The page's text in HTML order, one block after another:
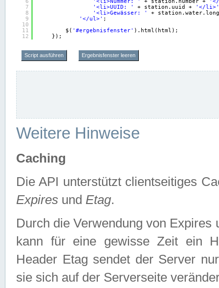
7
8
9
10
11
12
'<li>UUID: '
+ station.uuid +
'</li>'
'<li>Gewässer: '
+
'</ul>' ;
$( '#ergebnisfenster' ).html(html);
});
Script ausführen Ergebnisfenster leeren
Weitere Hinweise
Caching
Die API unterstützt clientseitiges
Expires und Etag.
Durch die Verwendung von
kann für eine gewisse Zeit ein
Header Etag sendet der Server
sie sich auf der Serverseite